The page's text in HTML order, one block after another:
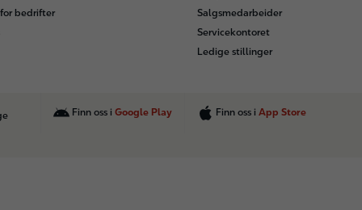
bedrifter
Salgsmedarbeider
Servicekontoret
Ledige stillinger
Finn oss i Google Play Finn oss i App Store